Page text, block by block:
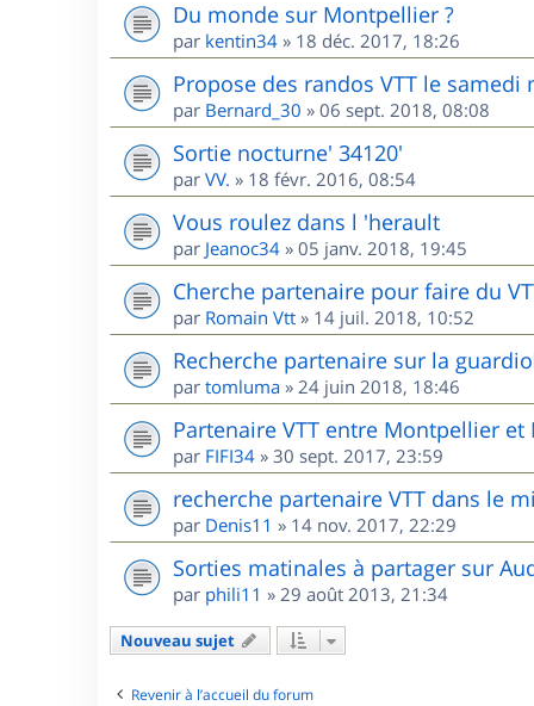
Du monde sur Montpellier ?
par kentin34 » 18 déc. 2017, 18:26
Propose des randos VTT le
par Bernard_30 » 06 sept. 2018, 08:08
Sortie nocturne' 34120'
par VV. » 18 févr. 2016, 08:54
Vous roulez dans l 'herault
par Jeanoc34 » 05 janv. 2018, 19:45
Cherche partenaire pour faire du
par Romain Vtt » 14 juil. 2018, 10:52
Recherche partenaire sur la
par tomluma » 24 juin 2018, 18:46
Partenaire VTT entre Montpellier et
par FIFI34 » 30 sept. 2017, 23:59
recherche partenaire VTT dans le
par Denis11 » 14 nov. 2017, 22:29
Sorties matinales à partager sur
par phili11 » 29 août 2013, 21:34
Nouveau sujet
Revenir à l’accueil du forum